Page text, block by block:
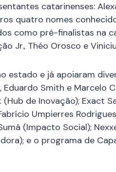
catarinenses:
quatro nomes
como pré-finalistas na
Jr., Théo Orosco e
estado e já apoiaram
Smith e Marcelo
de Inovação); Exact
Umpierres
(Impacto Social);
e o programa de